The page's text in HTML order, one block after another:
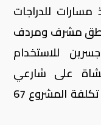
للدراجات
في مناطق مشرف ومردف
للاستخدام
على شارعي
الخوانيج والمدينة الأكاديمية وتبلغ تكلفة المشروع 67